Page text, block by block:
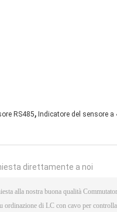
RS485, Indicatore del sensore a
direttamente a noi